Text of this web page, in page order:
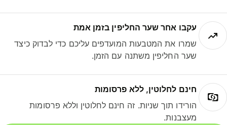
עקבו אחר שער החליפין בזמן אמת
שמרו את המטבעות המועדפים עליכם כדי לבדוק כיצד
שער החליפין משתנה עם הזמן.
חינם לחלוטין, ללא פרסומות
הורידו תוך שניות. זה חינם לחלוטין וללא פרסומות
מעצבנות.